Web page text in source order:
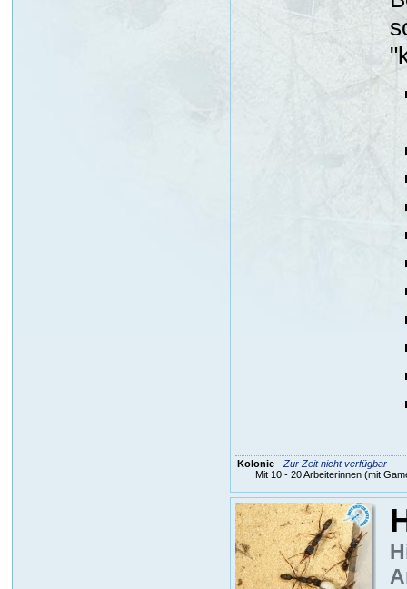
Kolonie- Zur Zeit nicht verfügbar
Mit 10 - 20 Arbeiterinnen (mit